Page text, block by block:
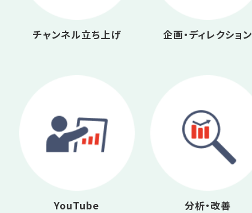
チャンネル立ち上げ 企画・ディレクション
YouTube
分析・改善